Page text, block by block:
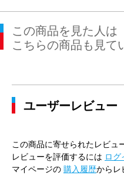
この商品を見た人は
こちらの商品も見て
ユーザーレビュー
この商品に寄せられたレビュ
レビューを評価するには ログ
マイページの 購入履歴からレ